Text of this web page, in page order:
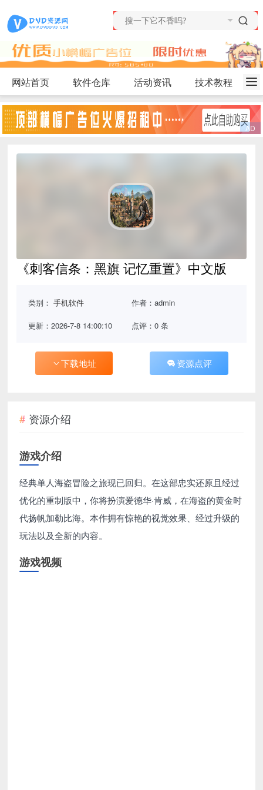
网站首页 软件仓库 活动资讯 技术教程
《刺客信条：黑旗 记忆重置》中文版
类别：手机软件 作者：admin
更新：2026-7-8 14:00:10 点评：0 条
下载地址 资源点评
资源介绍
游戏介绍
经典单人海盗冒险之旅现已回归。在这部忠实还原且经过
优化的重制版中，你将扮演爱德华·肯威，在海盗的黄金时
代扬帆加勒比海。本作拥有惊艳的视觉效果、经过升级的
玩法以及全新的内容。
游戏视频